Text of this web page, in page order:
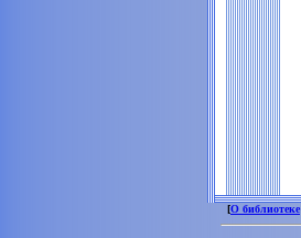
[О библиотеке